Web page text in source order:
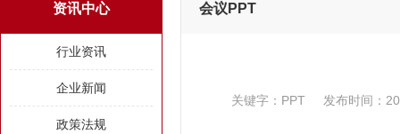
资讯中心
行业资讯
企业新闻
政策法规
会议PPT
关键字： PPT 发布时间：